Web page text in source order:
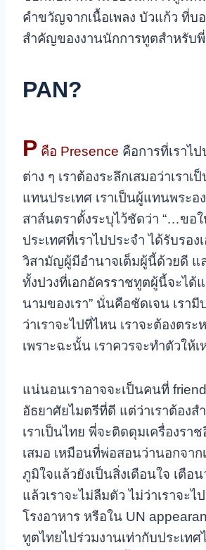
คำขวัญจากเนื้อเพลง บัวแก้ว ที่บ
สำคัญของงานนักการทูตสำหรับ
PAN?
P คือ Presence คือการที่เราไ
ต่าง ๆ เราต้องระลึกเสมอว่าเราเ
แทนประเทศ เราเป็นผู้แทนพระอ
สาส์นตราตั้งระบุไว้ชัดว่า “…ขอ
ประเทศที่เราไปประจำ ได้รับรอ
วิสามัญผู้มีอำนาจเต็มผู้นี้ด้วยดี แ
ทั้งปวงที่เอกอัครราชทูตผู้นี้จะได้
นามของเรา” นั่นคือชัดเจน เรามี
ว่าเราจะไปที่ไหน เราจะต้องตร
เพราะฉะนั้น เราควรจะทำตัวให้เ
แน่นอนเราอาจจะเป็นคนที่
อัธยาศัยไมตรีที่ดี แต่ว่าเราต้องส
เราเป็นไทย พี่จะติดดุมเครื่องรา
เสมอ เหมือนที่พ่อสอนว่านอกจา
ภูมิใจแล้วยังเป็นสิ่งเตือนใจ เตือน
แล้วเราจะไม่ลืมตัว ไม่ว่าเราจะไ
โรงอาหาร หรือใน UN
ทูตไทยไปร่วมงานเท่ากับประเทศ